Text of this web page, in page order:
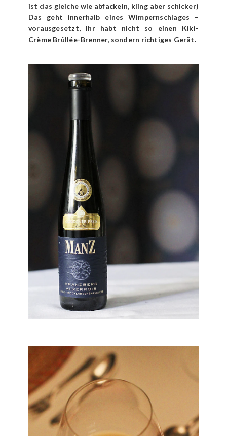
ist das gleiche wie abfackeln, kling aber schicker)
Das geht innerhalb eines Wimpernschlages –
vorausgesetzt, Ihr habt nicht so einen Kiki-
Crème Brûllée-Brenner, sondern richtiges Gerät.